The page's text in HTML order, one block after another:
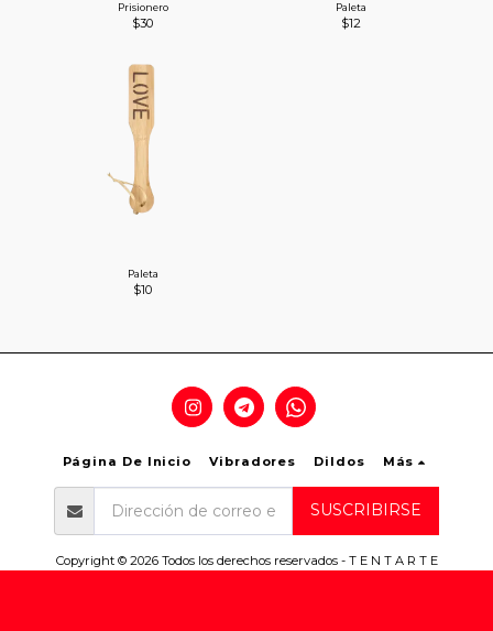
Prisionero
$30
Paleta
$12
Paleta
$10
Página De Inicio Vibradores Dildos Más
SUSCRIBIRSE
Copyright © 2026 Todos los derechos reservados - T E N T A R T E